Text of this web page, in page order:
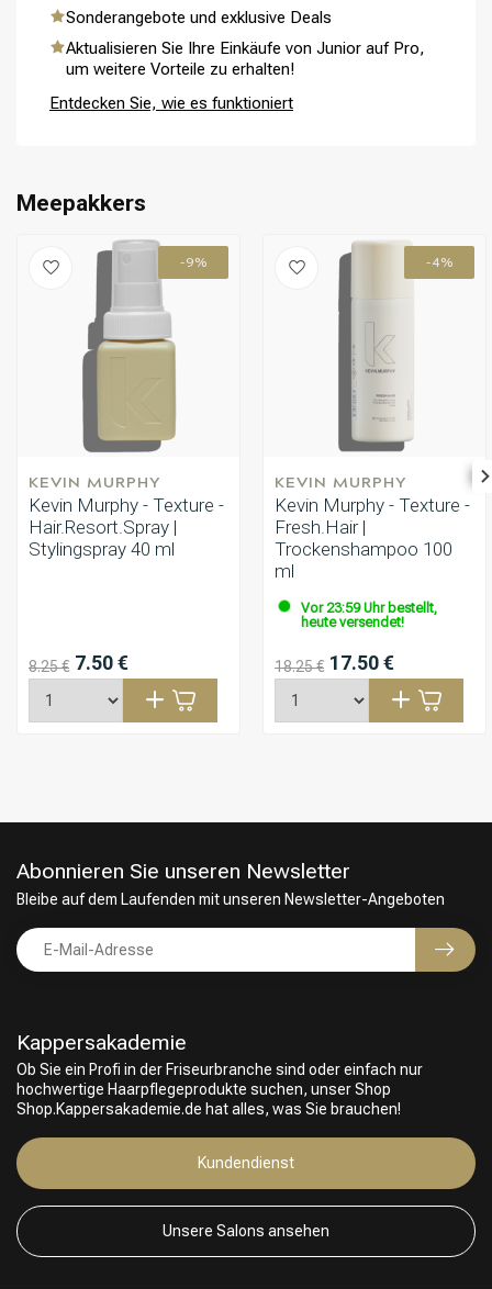
Friseurwahl
Sonderangebote und exklusive Deals
Aktualisieren Sie Ihre Einkäufe von Junior auf Pro,
um weitere Vorteile zu erhalten!
Entdecken Sie, wie es funktioniert
Meepakkers
-9%
KEVIN MURPHY
Kevin Murphy - Texture -
Hair.Resort.Spray |
Stylingspray 40 ml
8.25 € 7.50 €
-4%
KEVIN MURPHY
Kevin Murphy - Texture -
Fresh.Hair |
Trockenshampoo 100
ml
Vor 23:59 Uhr bestellt,
heute versendet!
18.25 € 17.50 €
Kappersakademie
Ob Sie ein Profi in der Friseurbranche sind oder einfach nur
hochwertige Haarpflegeprodukte suchen, unser Shop
Shop.Kappersakademie.de hat alles, was Sie brauchen!
Kundendienst
Unsere Salons ansehen
Abonnieren Sie unseren Newsletter
Bleibe auf dem Laufenden mit unseren Newsletter-Angeboten